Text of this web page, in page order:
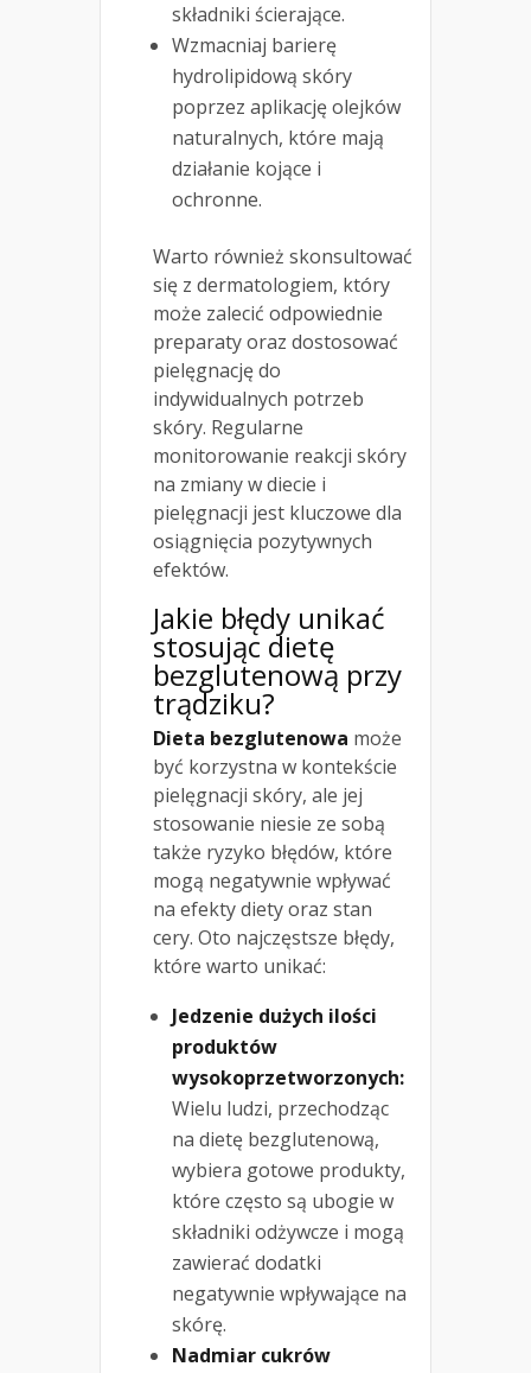
składniki ścierające.
Wzmacniaj barierę
hydrolipidową skóry
poprzez aplikację olejków
naturalnych, które mają
działanie kojące i
ochronne.
Warto również skonsultować
się z dermatologiem, który
może zalecić odpowiednie
preparaty oraz dostosować
pielęgnację do
indywidualnych potrzeb
skóry. Regularne
monitorowanie reakcji skóry
na zmiany w diecie i
pielęgnacji jest kluczowe dla
osiągnięcia pozytywnych
efektów.
Jakie błędy unikać
stosując dietę
bezglutenową przy
trądziku?
Dieta bezglutenowa może
być korzystna w kontekście
pielęgnacji skóry, ale jej
stosowanie niesie ze sobą
także ryzyko błędów, które
mogą negatywnie wpływać
na efekty diety oraz stan
cery. Oto najczęstsze błędy,
które warto unikać:
Jedzenie dużych ilości
produktów
wysokoprzetworzonych:
Wielu ludzi, przechodząc
na dietę bezglutenową,
wybiera gotowe produkty,
które często są ubogie w
składniki odżywcze i mogą
zawierać dodatki
negatywnie wpływające na
skórę.
Nadmiar cukrów